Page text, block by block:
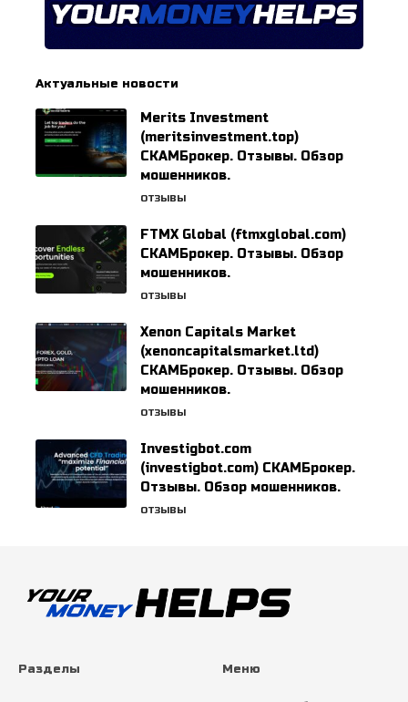
Актуальные новости
Merits Investment
(meritsinvestment.top)
СКАМБрокер. Отзывы. Обзор
мошенников.
ОТЗЫВЫ
FTMX Global (ftmxglobal.com)
СКАМБрокер. Отзывы. Обзор
мошенников.
ОТЗЫВЫ
Xenon Capitals Market
(xenoncapitalsmarket.ltd)
СКАМБрокер. Отзывы. Обзор
мошенников.
ОТЗЫВЫ
Investigbot.com
(investigbot.com) СКАМБрокер.
Отзывы. Обзор мошенников.
ОТЗЫВЫ
Разделы Меню